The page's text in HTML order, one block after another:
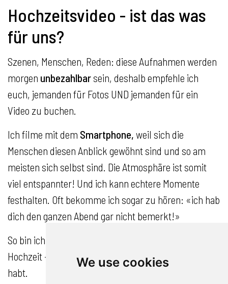
We use cookies
Hochzeitsvideo - ist das was
für uns?
Szenen, Menschen, Reden: diese Aufnahmen werden
morgen unbezahlbar sein, deshalb empfehle ich
euch, jemanden für Fotos UND jemanden für ein
Video zu buchen.
Ich filme mit dem Smartphone, weil sich die
Menschen diesen Anblick gewöhnt sind und so am
meisten sich selbst sind. Die Atmosphäre ist somit
viel entspannter! Und ich kann echtere Momente
festhalten. Oft bekomme ich sogar zu hören: «ich hab
dich den ganzen Abend gar nicht bemerkt!»
So bin ich einfach
Hochzeit – nur eben, dass ihr einen Profi eingeladen
habt.